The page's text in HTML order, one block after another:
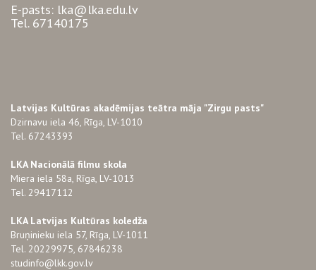
E-pasts: lka@lka.edu.lv
Tel. 67140175
Latvijas Kultūras akadēmijas teātra māja "Zirgu pasts"
Dzirnavu iela 46, Rīga, LV-1010
Tel. 67243393
LKA Nacionālā filmu skola
Miera iela 58a, Rīga, LV-1013
Tel. 29417112
LKA Latvijas Kultūras koledža
Bruņinieku iela 57, Rīga, LV-1011
Tel. 20229975, 67846238
studinfo@lkk.gov.lv